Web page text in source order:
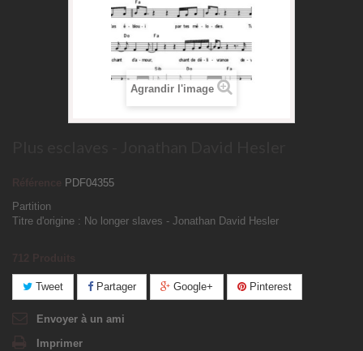
Agrandir l'image
PDF04355
Partition
Titre d'origine : No longer slaves - Jonathan David Hesler
Tweet Partager Google+ Pinterest
Envoyer à un ami
Imprimer